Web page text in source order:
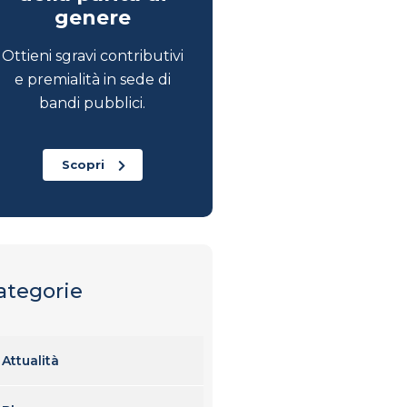
genere
Ottieni sgravi contributivi
e premialità in sede di
bandi pubblici.
Scopri
Attualità